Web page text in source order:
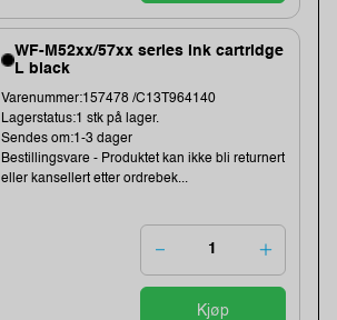
WF-M52xx/57xx series ink cartridge
L black
Varenummer:157478 /C13T964140
Lagerstatus:1 stk på lager.
Sendes om:1-3 dager
Bestillingsvare - Produktet kan ikke bli returnert
eller kansellert etter ordrebek...
Kjøp